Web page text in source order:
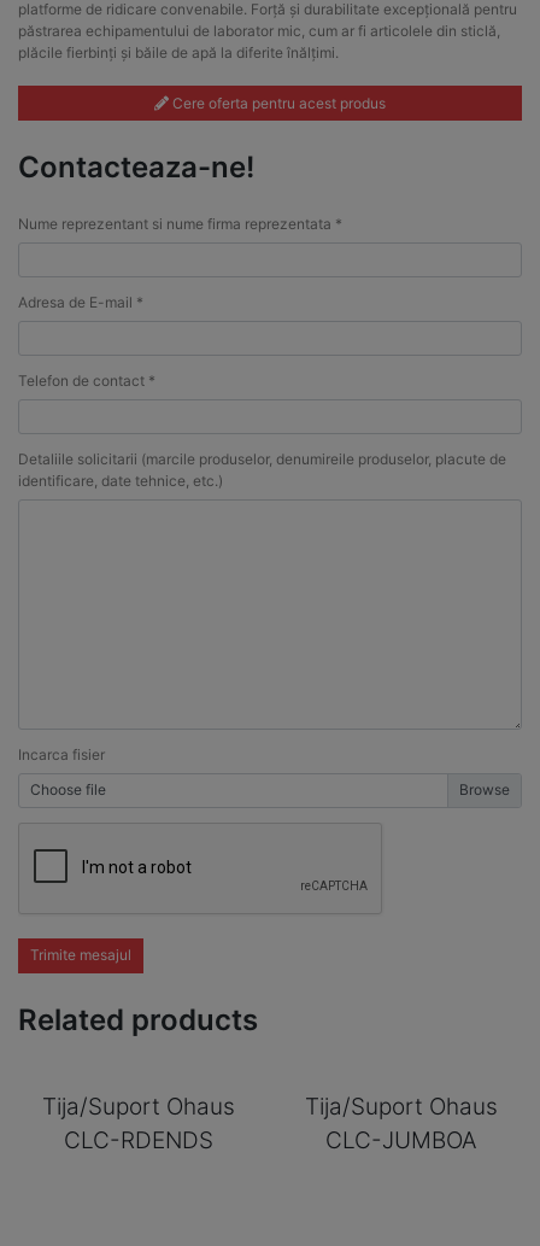
platforme de ridicare convenabile. Forță și durabilitate excepțională pentru
păstrarea echipamentului de laborator mic, cum ar fi articolele din sticlă,
plăcile fierbinți și băile de apă la diferite înălțimi.
Cere oferta pentru acest produs
Contacteaza-ne!
Nume reprezentant si nume firma reprezentata *
Adresa de E-mail *
Telefon de contact *
Detaliile solicitarii (marcile produselor, denumireile produselor, placute de
identificare, date tehnice, etc.)
Incarca fisier
Choose file
Trimite mesajul
Related products
Tija/Suport Ohaus
CLC-RDENDS
Tija/Suport Ohaus
CLC-JUMBOA